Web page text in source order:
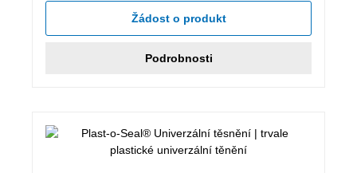
Žádost o produkt
Podrobnosti